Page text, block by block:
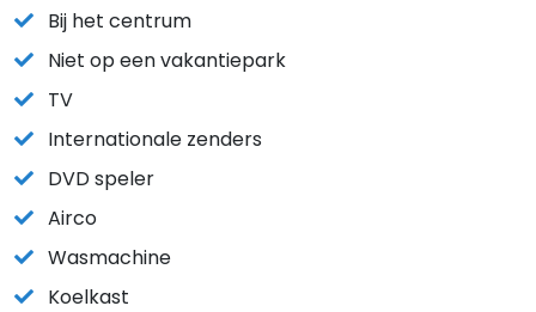
Bij het centrum
Niet op een vakantiepark
TV
Internationale zenders
DVD speler
Airco
Wasmachine
Koelkast